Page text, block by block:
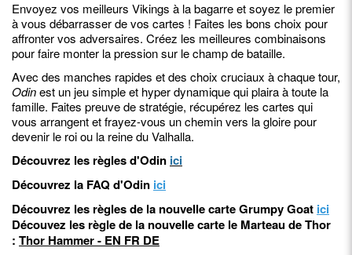
Envoyez vos meilleurs Vikings à la bagarre et soyez le premier
à vous débarrasser de vos cartes ! Faites les bons choix pour
affronter vos adversaires. Créez les meilleures combinaisons
pour faire monter la pression sur le champ de bataille.
Avec des manches rapides et des choix cruciaux à chaque tour,
Odinest un jeu simple et hyper dynamique qui plaira à toute la
famille. Faites preuve de stratégie, récupérez les cartes qui
vous arrangent et frayez-vous un chemin vers la gloire pour
devenir le roi ou la reine du Valhalla.
Découvrez les règles d'Odin ici
Découvrez la FAQ d'Odin ici
Découvrez les règles de la nouvelle carte Grumpy Goat ici
Découvez les règle de la nouvelle carte le Marteau de Thor
: Thor Hammer - EN FR DE